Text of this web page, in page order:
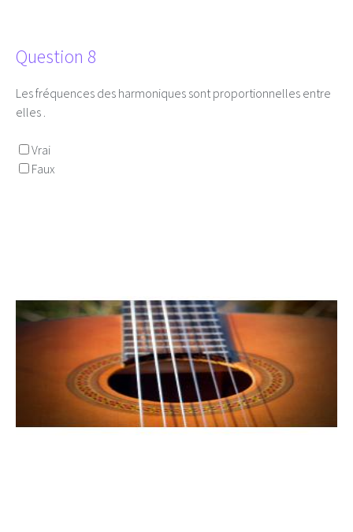
Question 8
Les fréquences des harmoniques sont proportionnelles entre
elles .
Vrai
Faux